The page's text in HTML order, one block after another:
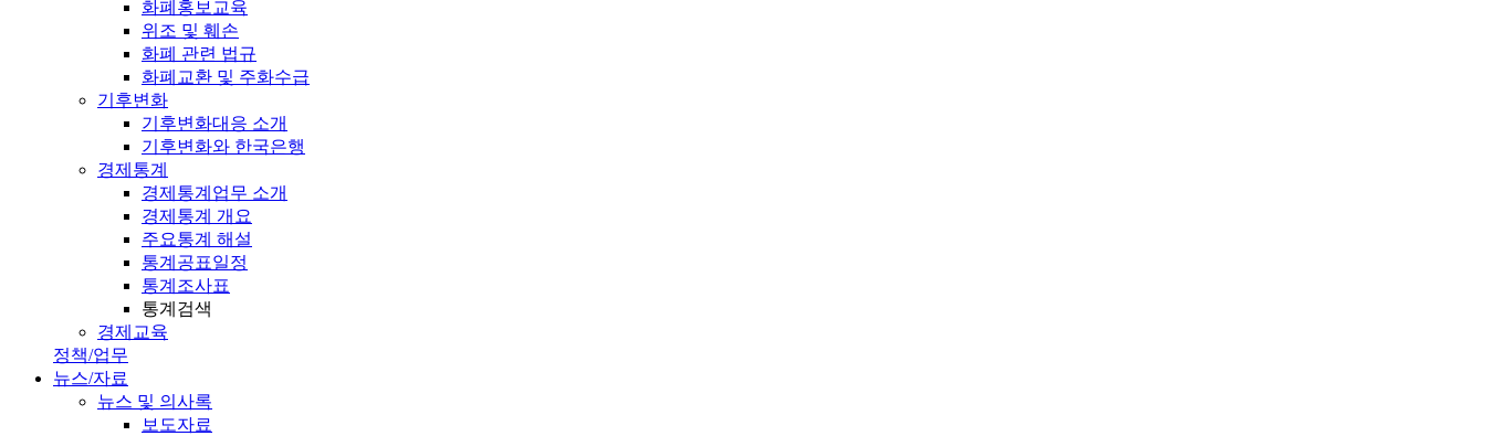
화폐홍보교육
위조 및 훼손
화폐 관련 법규
화폐교환 및 주화수급
기후변화
기후변화대응 소개
기후변화와 한국은행
경제통계
경제통계업무 소개
경제통계 개요
주요통계 해설
통계공표일정
통계조사표
통계검색
경제교육
정책/업무
뉴스/자료
뉴스 및 의사록
보도자료